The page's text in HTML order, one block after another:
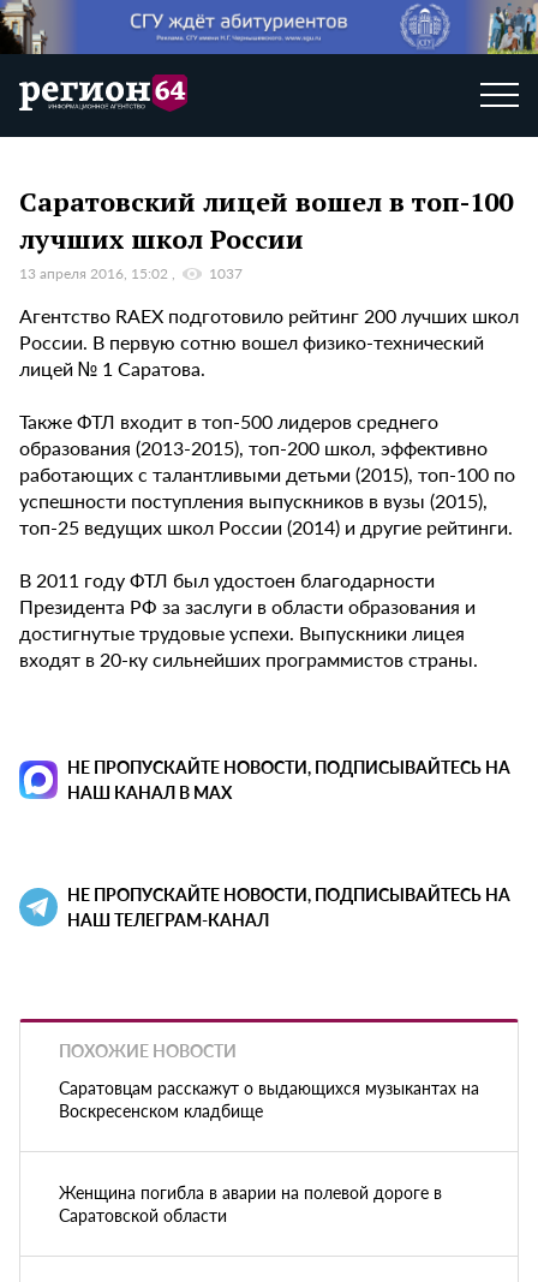
Саратовский лицей вошел в топ-100
лучших школ России
13 апреля 2016, 15:02 1037
Агентство RAEX подготовило рейтинг 200 лучших школ
России. В первую сотню вошел физико-технический
лицей № 1 Саратова.
Также ФТЛ входит в топ-500 лидеров среднего
образования (2013-2015), топ-200 школ, эффективно
работающих с талантливыми детьми (2015), топ-100 по
успешности поступления выпускников в вузы (2015),
топ-25 ведущих школ России (2014) и другие рейтинги.
В 2011 году ФТЛ был удостоен благодарности
Президента РФ за заслуги в области образования и
достигнутые трудовые успехи. Выпускники лицея
входят в 20-ку сильнейших программистов страны.
НЕ ПРОПУСКАЙТЕ НОВОСТИ, ПОДПИСЫВАЙТЕСЬ НА
НАШ КАНАЛ В MAX
НЕ ПРОПУСКАЙТЕ НОВОСТИ, ПОДПИСЫВАЙТЕСЬ НА
НАШ ТЕЛЕГРАМ-КАНАЛ
ПОХОЖИЕ НОВОСТИ
Саратовцам расскажут о выдающихся музыкантах на
Воскресенском кладбище
Женщина погибла в аварии на полевой дороге в
Саратовской области